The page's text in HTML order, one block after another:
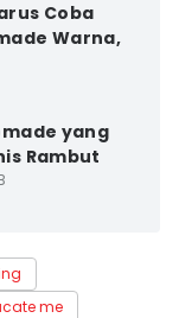
Coba
Warna,
yang
Rambut
me